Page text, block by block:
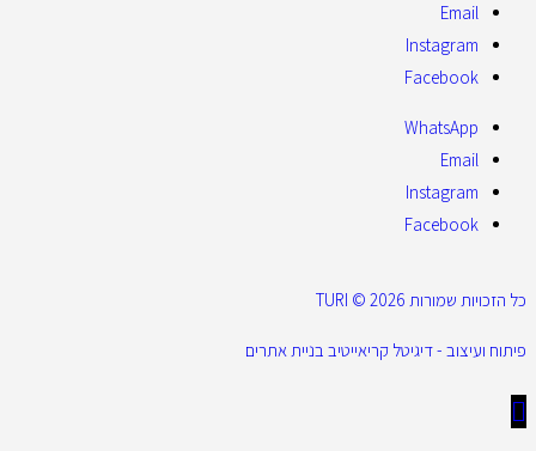
Email
Instagram
Facebook
WhatsApp
Email
Instagram
Facebook
כל הזכויות שמורות 2026 © TURI
פיתוח ועיצוב - דיגיטל קריאייטיב בניית אתרים